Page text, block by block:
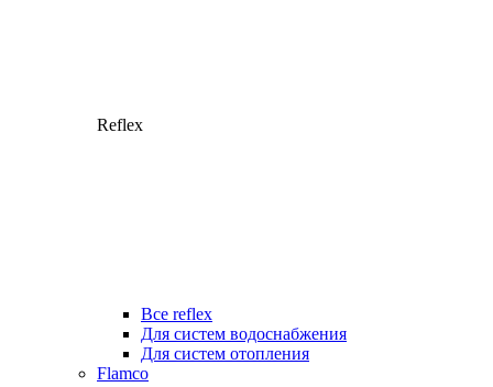
Reflex
Все reflex
Для систем водоснабжения
Для систем отопления
Flamco